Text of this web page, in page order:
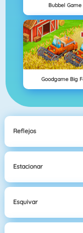
Bubbel Game
Goodgame Big
Reflejos
Estacionar
Esquivar